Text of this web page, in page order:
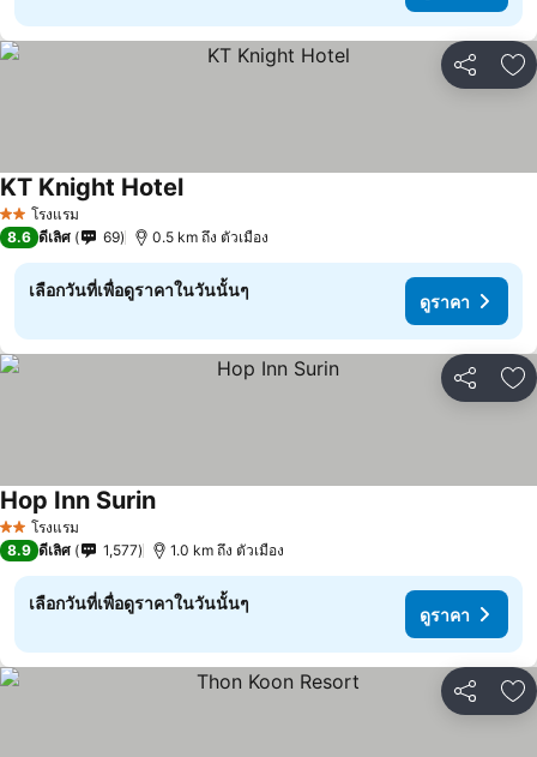
แชร์ เ
2 ดาวโรงแรม
KT Knight Hotel
8.6 ดีเลิศ 69 0.5 km ถึง ตัวเมือง
เลือกวันที่เพื่อดูราคาในวันนั้นๆ
ดูราคา
แชร์ เ
2 ดาวโรงแรม
Hop Inn Surin
8.9 ดีเลิศ 1,577 1.0 km ถึง ตัวเมือง
เลือกวันที่เพื่อดูราคาในวันนั้นๆ
ดูราคา
แชร์ เ